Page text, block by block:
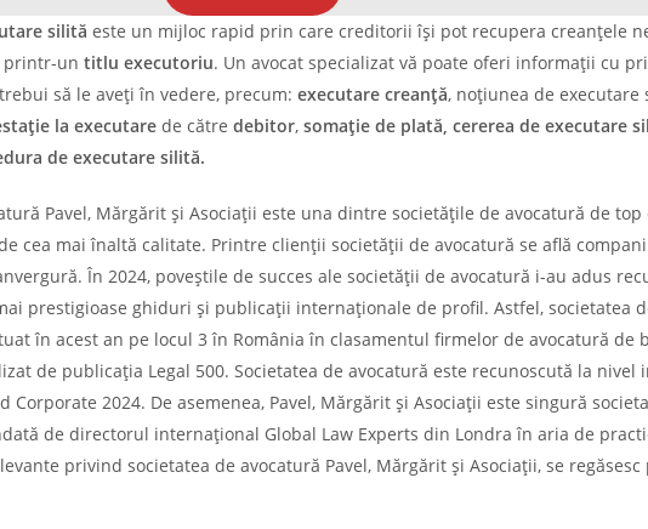
silită este un mijloc rapid prin care creditorii își pot recupera creanțele
printr-un titlu executoriu. Un avocat specializat vă poate oferi informații cu
să le aveți în vedere, precum: executare creanță, noțiunea de executare
la executare de către debitor, somație de plată, cererea de executare
de executare silită.
Pavel, Mărgărit și Asociații este una dintre societățile de avocatură de top
cea mai înaltă calitate. Printre clienții societății de avocatură se află
În 2024, poveștile de succes ale societății de avocatură i-au adus
prestigioase ghiduri și publicații internaționale de profil. Astfel, societatea
în acest an pe locul 3 în România în clasamentul firmelor de avocatură de
de publicația Legal 500. Societatea de avocatură este recunoscută la nivel
Corporate 2024. De asemenea, Pavel, Mărgărit și Asociații este singură
de directorul internațional Global Law Experts din Londra în aria de
privind societatea de avocatură Pavel, Mărgărit și Asociații, se